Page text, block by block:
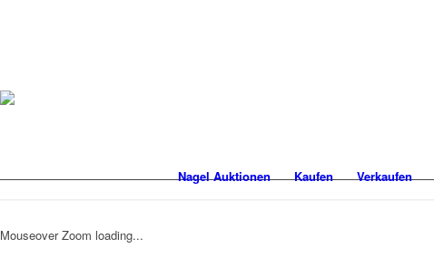
Nagel Auktionen Kaufen Verkaufen
Mouseover Zoom loading...